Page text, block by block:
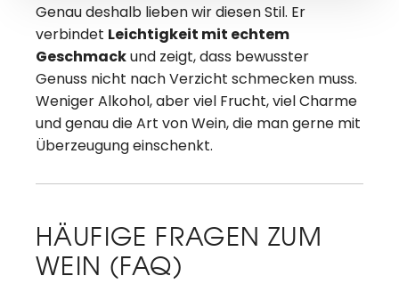
Genau deshalb lieben wir diesen Stil. Er
verbindet Leichtigkeit mit echtem
Geschmackund zeigt, dass bewusster
Genuss nicht nach Verzicht schmecken muss.
Weniger Alkohol, aber viel Frucht, viel Charme
und genau die Art von Wein, die man gerne mit
Überzeugung einschenkt.
HÄUFIGE FRAGEN ZUM
WEIN (FAQ)